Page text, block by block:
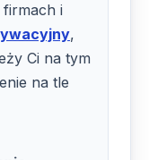
firmach i
,
Ci na tym
na tle